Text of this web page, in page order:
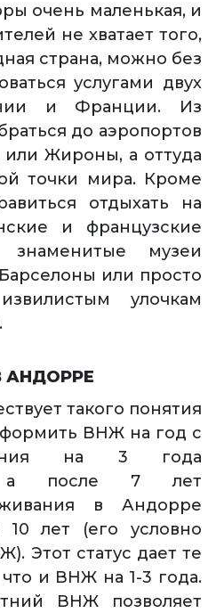
очень маленькая, и
не хватает того,
страна, можно без
услугами двух
и Франции. Из
до аэропортов
или Жироны, а оттуда
точки мира. Кроме
отдыхать на
и французские
знаменитые музеи
или просто
улочкам
АНДОРРЕ
такого понятия
ВНЖ на год с
на 3 года
а после 7 лет
в Андорре
лет (его условно
Этот статус дает те
и ВНЖ на 1-3 года.
ВНЖ позволяет